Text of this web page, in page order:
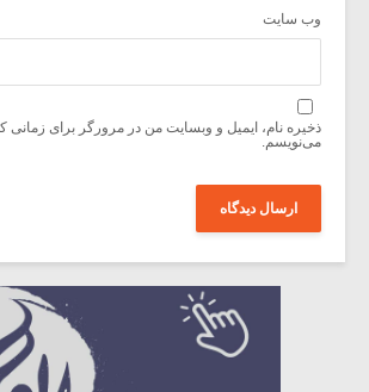
وب‌ سایت
ذخیره نام، ایمیل و وبسایت من در مرورگر برای زمانی
می‌نویسم.